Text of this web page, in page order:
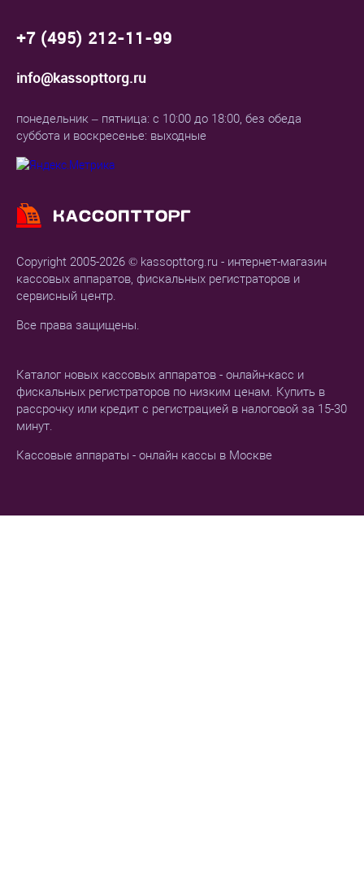
Copyright 2005-2026 © kassopttorg.ru - интернет-магазин
кассовых аппаратов, фискальных регистраторов и
сервисный центр.
Все права защищены.
Каталог новых кассовых аппаратов - онлайн-касс и
фискальных регистраторов по низким ценам. Купить в
рассрочку или кредит с регистрацией в налоговой за 15-30
минут.
Кассовые аппараты - онлайн кассы в Москве
+7 (495) 212-11-99
info@kassopttorg.ru
понедельник – пятница: с 10:00 до 18:00, без обеда
суббота и воскресенье: выходные